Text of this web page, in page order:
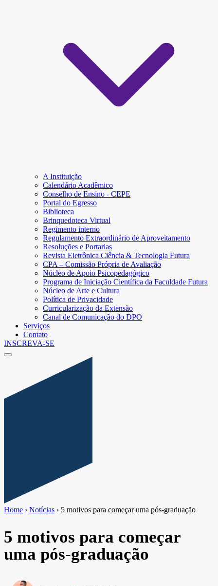
A Instituição
Calendário Acadêmico
Conselho de Ensino - CEPE
Portal do Egresso
Biblioteca
Brinquedoteca Virtual
Regimento interno
Regulamento Extraordinário de Aproveitamento
Resoluções e Portarias
Revista Eletrônica Ciência & Tecnologia Futura
CPA – Comissão Própria de Avaliação
Núcleo de Apoio Psicopedagógico
Programa de Iniciação Científica da Faculdade Futura
Núcleo de Arte e Cultura
Política de Privacidade
Curricularização da Extensão
Canal de Comunicação do DPO
Serviços
Contato
INSCREVA-SE
Home › Notícias › 5 motivos para começar uma pós-graduação
5 motivos para começar
uma pós-graduação